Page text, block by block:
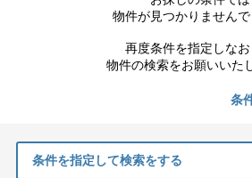
物件が見つかりませんで
再度条件を指定しな
物件の検索をお願いいた
条
条件を指定して検索をする